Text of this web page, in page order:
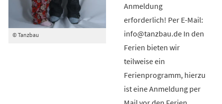
© Tanzbau
Anmeldung
erforderlich! Per E-Mail:
info@tanzbau.de In den
Ferien bieten wir
teilweise ein
Ferienprogramm, hierzu
ist eine Anmeldung per